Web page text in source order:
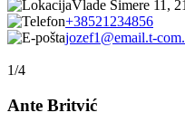
Vlade Šimere 11,
+38521234856
jozef1@email.t-
1/4
Ante Britvić